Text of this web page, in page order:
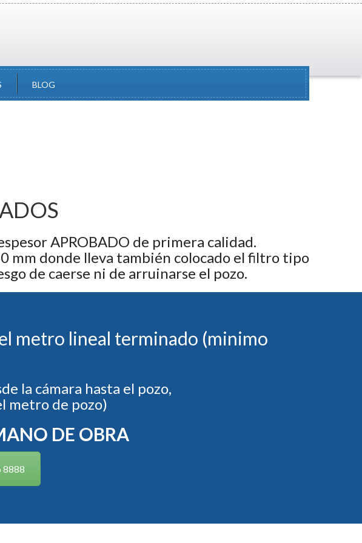
BLOG
APROBADO de primera calidad.
mm donde lleva también colocado el filtro tipo
de caerse ni de arruinarse el pozo.
metro lineal terminado (minimo
la cámara hasta el pozo,
metro de pozo)
DE OBRA
8888